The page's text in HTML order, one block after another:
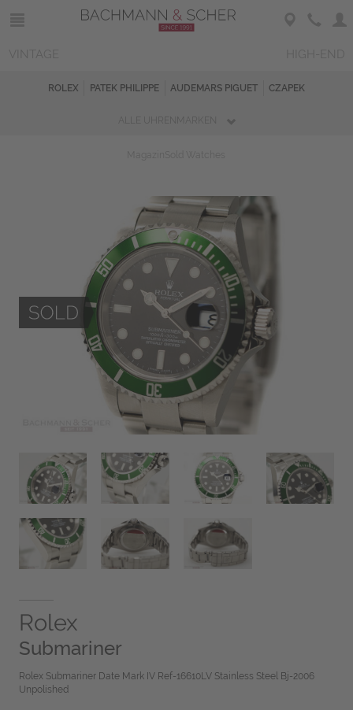
ROLEX PATEK PHILIPPE AUDEMARS PIGUET CZAPEK
Rolex
Submariner
Rolex Submariner Date Mark IV Ref-16610LV Stainless Steel Bj-2006
Unpolished